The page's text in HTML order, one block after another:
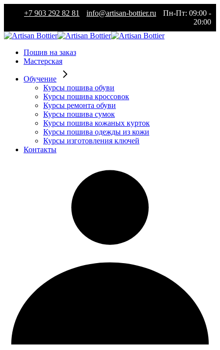
content
+7 903 292 82 81 info@artisan-bottier.ru
Пн-Пт: 09:00 -
20:00
Пошив на заказ
Мастерская
Обучение
Курсы пошива обуви
Курсы пошива кроссовок
Курсы ремонта обуви
Курсы пошива сумок
Курсы пошива кожаных курток
Курсы пошива одежды из кожи
Курсы изготовления ключей
Контакты